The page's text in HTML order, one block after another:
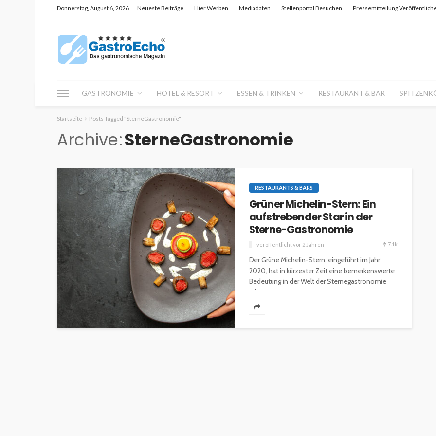
Donnerstag, August 6, 2026 Neueste Beiträge Hier Werben Mediadaten Stellenportal Besuchen Pressemitteilung
GASTRONOMIE HOTEL & RESORT ESSEN & TRINKEN RESTAURANT & BAR
Startseite Posts Tagged "SterneGastronomie"
Archive SterneGastronomie
RESTAURANTS & BARS
Grüner Michelin-Stern: Ein
aufstrebender Star in der
Sterne-Gastronomie
veröffentlicht vor 2 Jahren 7.1k
Der Grüne Michelin-Stern, eingeführt im Jahr
2020, hat in kürzester Zeit eine bemerkenswerte
Bedeutung in der Welt der Sternegastronomie
erlangt....
MAGAZIN